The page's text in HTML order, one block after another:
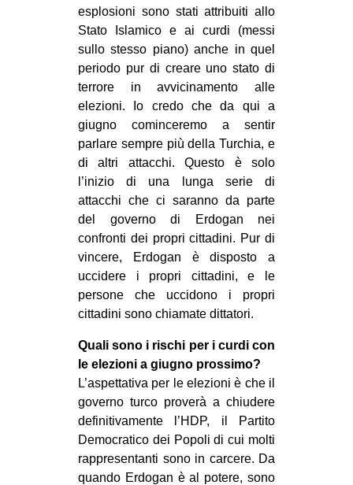
ESTREMO ORIENTE
EUROPA
MEDIO ORIENTE
EVENTI
in
Fb
tw
bsky
SEARCH
esplosioni sono stati attribuiti allo
Stato Islamico e ai curdi (messi
sullo stesso piano) anche in quel
periodo pur di creare uno stato di
terrore in avvicinamento alle
elezioni. Io credo che da qui a
giugno cominceremo a sentir
parlare sempre più della Turchia, e
di altri attacchi. Questo è solo
l’inizio di una lunga serie di
attacchi che ci saranno da parte
del governo di Erdogan nei
confronti dei propri cittadini. Pur di
vincere, Erdogan è disposto a
uccidere i propri cittadini, e le
persone che uccidono i propri
cittadini sono chiamate dittatori.
Quali sono i rischi per i curdi con
le elezioni a giugno prossimo?
L’aspettativa per le elezioni è che il
governo turco proverà a chiudere
definitivamente l’HDP, il Partito
Democratico dei Popoli di cui molti
rappresentanti sono in carcere. Da
quando Erdogan è al potere, sono